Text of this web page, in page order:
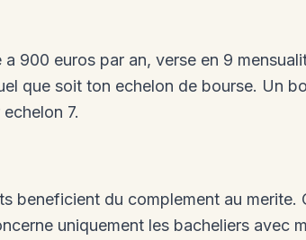
900 euros par an, verse en 9
que soit ton echelon de bourse. Un
7.
beneficient du complement au merite.
uniquement les bacheliers avec